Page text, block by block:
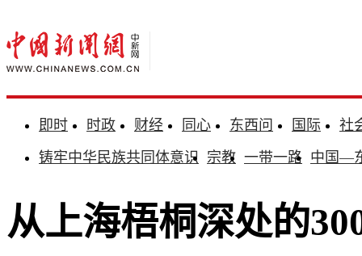
即时 时政 财经 同心 东西问 国际
社
铸牢中华民族共同体意识 宗教 一带一路 中国—
从上海梧桐深处的